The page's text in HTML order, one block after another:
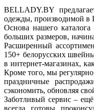
BELLADY.BY
одежды, производимой в
Основа нашего
больших размеров,
Расширенный
150+ белорусских
в интернет-магазинах,
Кроме того, мы
праздничные
сэкономить, обновляя
Заботливый сервис –
всегда готовы